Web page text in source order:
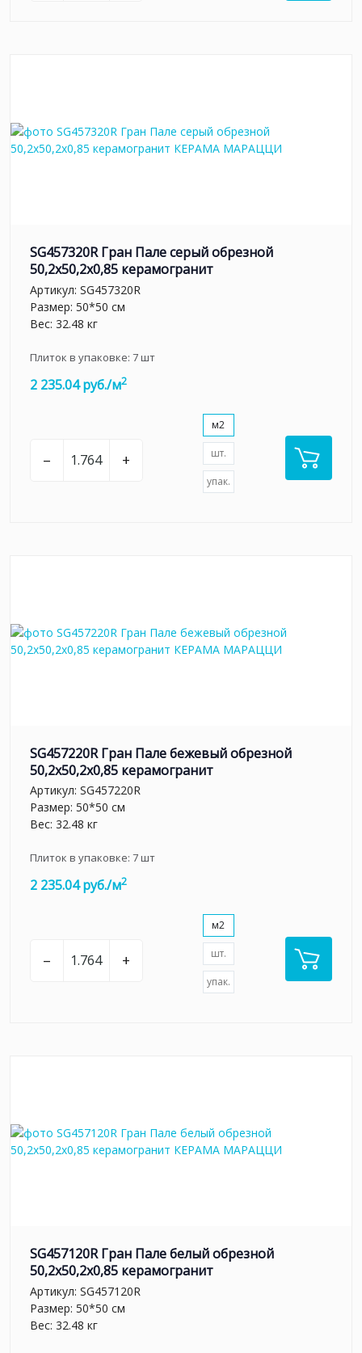
SG457320R Гран Пале серый обрезной
50,2x50,2x0,85 керамогранит
Артикул: SG457320R
Размер: 50*50 см
Вес: 32.48 кг
Плиток в упаковке: 7шт
2 235.04 руб./м2
– +
м2
шт.
упак.
SG457220R Гран Пале бежевый обрезной
50,2x50,2x0,85 керамогранит
Артикул: SG457220R
Размер: 50*50 см
Вес: 32.48 кг
Плиток в упаковке: 7шт
2 235.04 руб./м2
– +
м2
шт.
упак.
SG457120R Гран Пале белый обрезной
50,2x50,2x0,85 керамогранит
Артикул: SG457120R
Размер: 50*50 см
Вес: 32.48 кг